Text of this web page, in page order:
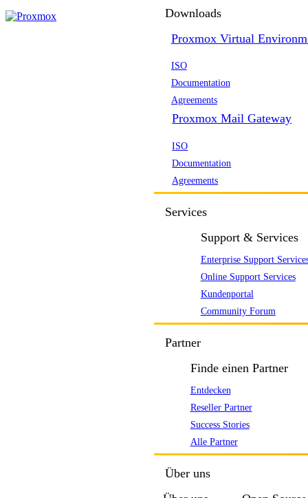
Downloads
Proxmox Virtual
ISO
Documentation
Agreements
Proxmox Mail Gateway
ISO
Documentation
Agreements
Services
Support & Services
Enterprise Support
Online Support Services
Kundenportal
Community Forum
Partner
Finde einen Partner
Entdecken
Reseller Partner
Success Stories
Alle Partner
Über uns